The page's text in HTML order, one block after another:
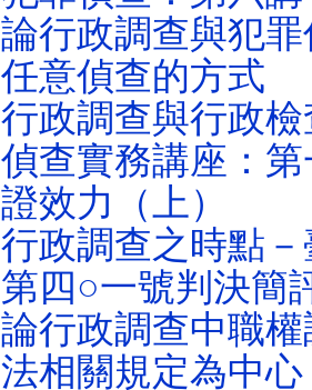
論行政調查與犯
任意偵查的方式
行政調查與行政
偵查實務講座：
證效力（上）
行政調查之時點
第四○一號判決簡
論行政調查中職
法相關規定為中心